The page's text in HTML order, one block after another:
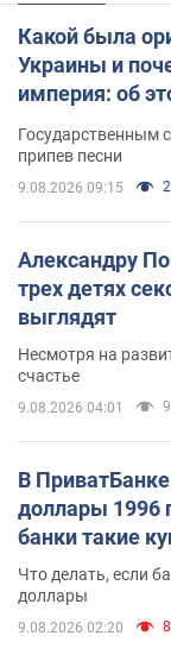
Какой была
Украины и
империя: об
Государственным
припев песни
9.08.2026 09:15
Александру
трех детях
выглядят
Несмотря на
счастье
9.08.2026 04:01
В
доллары 1996
банки такие
Что делать, если
доллары
9.08.2026 02:20